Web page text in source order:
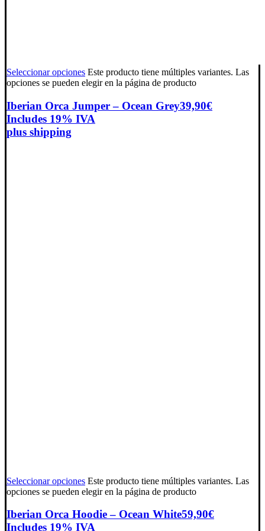
Seleccionar opciones Este producto tiene múltiples variantes. Las
opciones se pueden elegir en la página de producto
Iberian Orca Jumper – Ocean Grey39,90€
Includes 19% IVA
plus shipping
Seleccionar opciones Este producto tiene múltiples variantes. Las
opciones se pueden elegir en la página de producto
Iberian Orca Hoodie – Ocean White59,90€
Includes 19% IVA